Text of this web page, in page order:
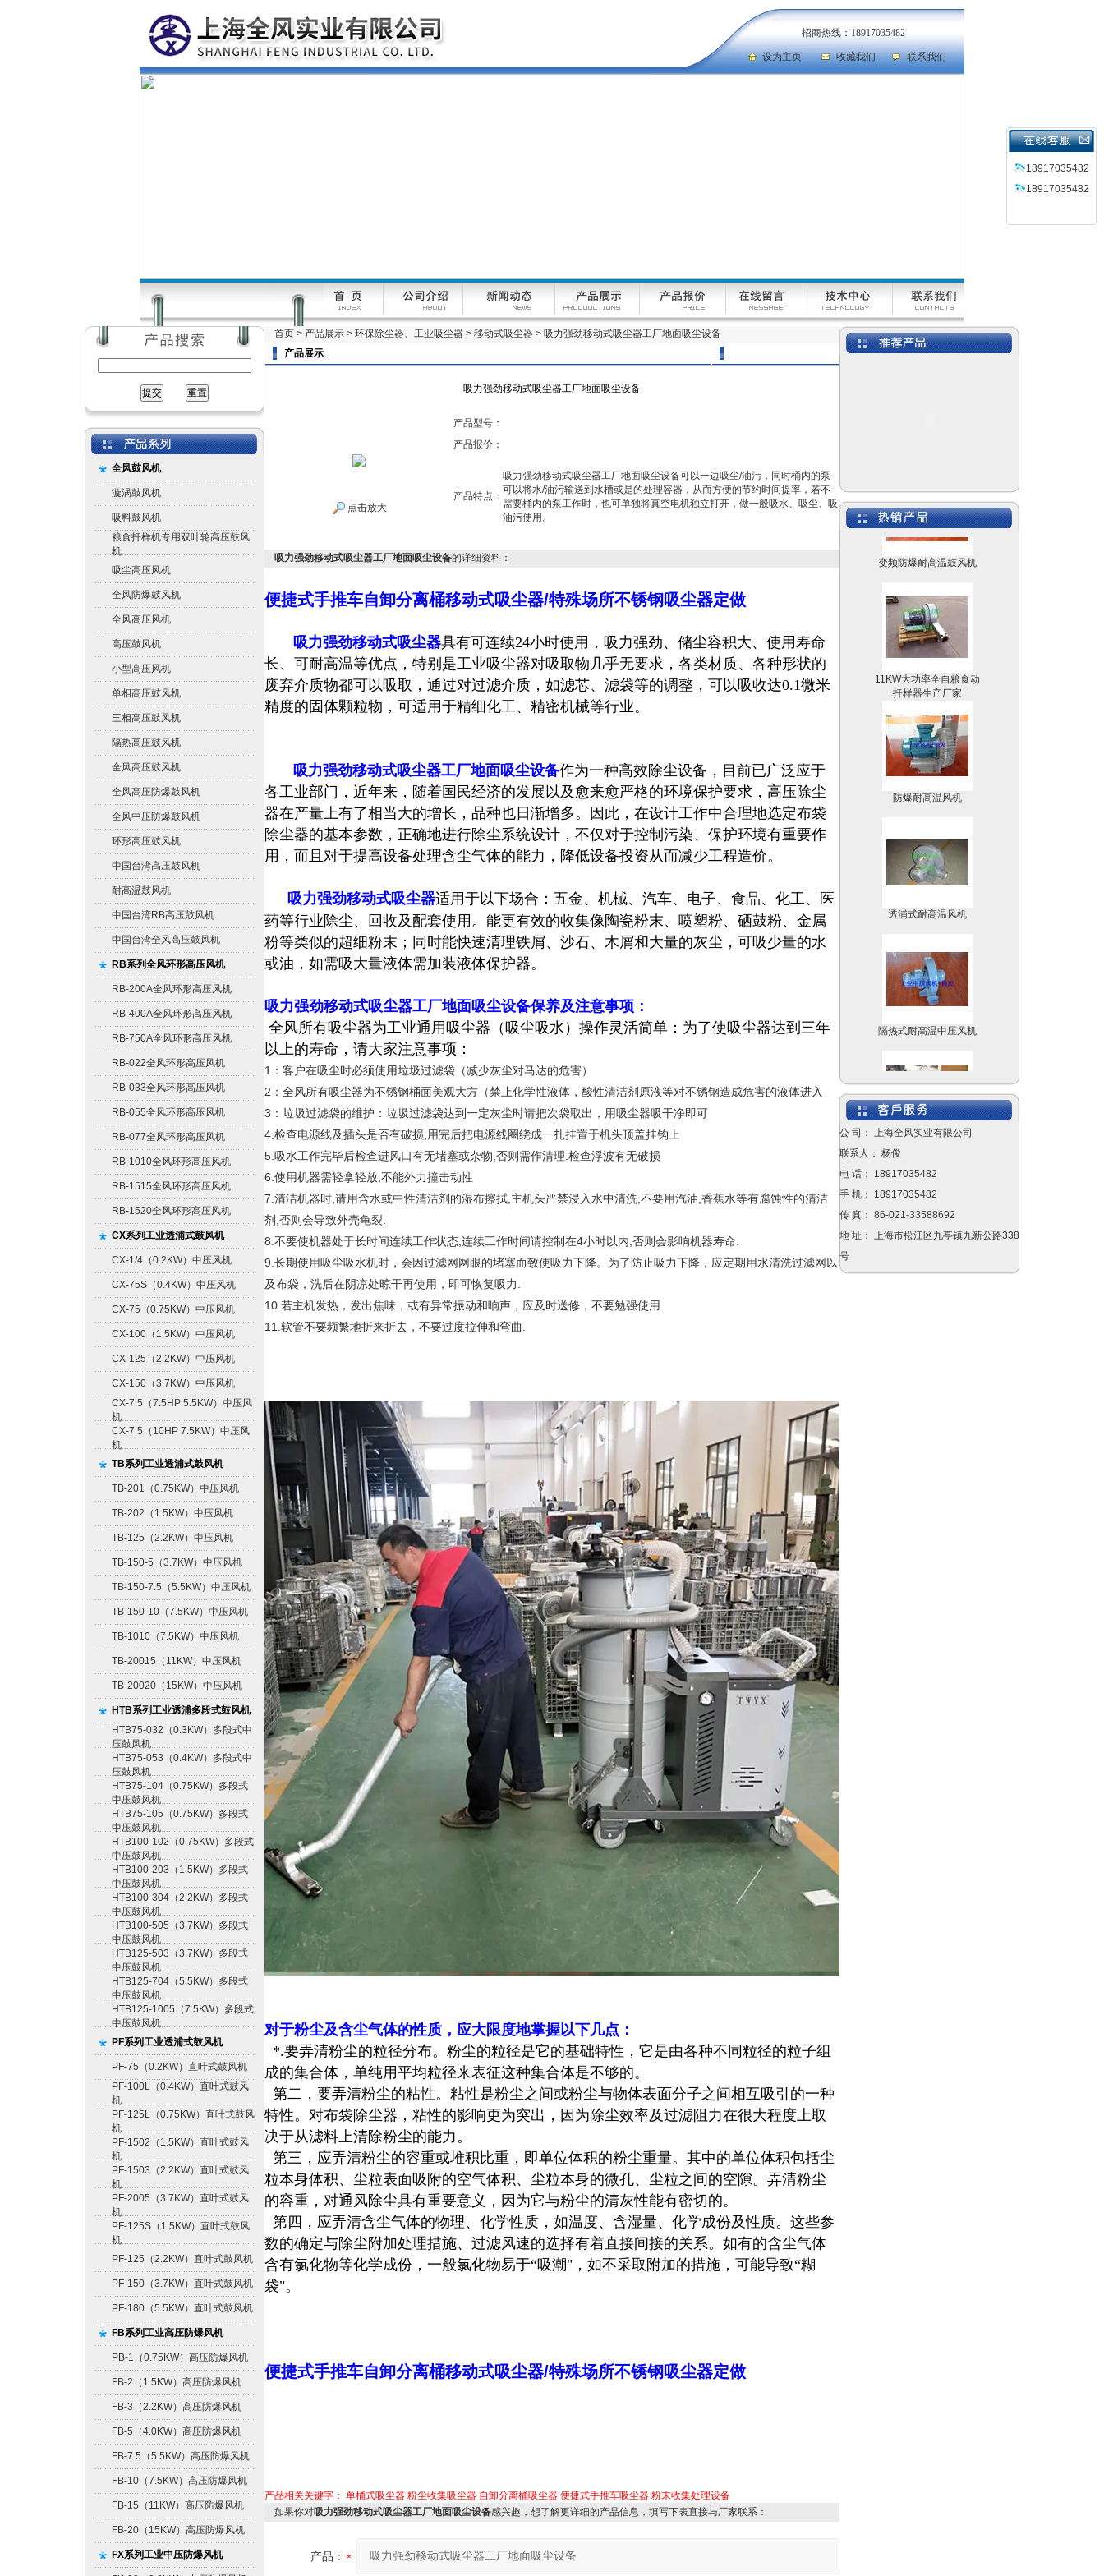
招商热线：18917035482
设为主页 收藏我们 联系我们
全风鼓风机
漩涡鼓风机
吸料鼓风机
粮食扦样机专用双叶轮高压鼓风
机
吸尘高压风机
全风防爆鼓风机
全风高压风机
高压鼓风机
小型高压风机
单相高压鼓风机
三相高压鼓风机
隔热高压鼓风机
全风高压鼓风机
全风高压防爆鼓风机
全风中压防爆鼓风机
环形高压鼓风机
中国台湾高压鼓风机
耐高温鼓风机
中国台湾RB高压鼓风机
中国台湾全风高压鼓风机
RB系列全风环形高压风机
RB-200A全风环形高压风机
RB-400A全风环形高压风机
RB-750A全风环形高压风机
RB-022全风环形高压风机
RB-033全风环形高压风机
RB-055全风环形高压风机
RB-077全风环形高压风机
RB-1010全风环形高压风机
RB-1515全风环形高压风机
RB-1520全风环形高压风机
CX系列工业透浦式鼓风机
CX-1/4（0.2KW）中压风机
CX-75S（0.4KW）中压风机
CX-75（0.75KW）中压风机
CX-100（1.5KW）中压风机
CX-125（2.2KW）中压风机
CX-150（3.7KW）中压风机
CX-7.5（7.5HP 5.5KW）中压风
机
CX-7.5（10HP 7.5KW）中压风
机
TB系列工业透浦式鼓风机
TB-201（0.75KW）中压风机
TB-202（1.5KW）中压风机
TB-125（2.2KW）中压风机
TB-150-5（3.7KW）中压风机
TB-150-7.5（5.5KW）中压风机
TB-150-10（7.5KW）中压风机
TB-1010（7.5KW）中压风机
TB-20015（11KW）中压风机
TB-20020（15KW）中压风机
HTB系列工业透浦多段式鼓风机
HTB75-032（0.3KW）多段式中
压鼓风机
HTB75-053（0.4KW）多段式中
压鼓风机
HTB75-104（0.75KW）多段式
中压鼓风机
HTB75-105（0.75KW）多段式
中压鼓风机
HTB100-102（0.75KW）多段式
中压鼓风机
HTB100-203（1.5KW）多段式
中压鼓风机
HTB100-304（2.2KW）多段式
中压鼓风机
HTB100-505（3.7KW）多段式
中压鼓风机
HTB125-503（3.7KW）多段式
中压鼓风机
HTB125-704（5.5KW）多段式
中压鼓风机
HTB125-1005（7.5KW）多段式
中压鼓风机
PF系列工业透浦式鼓风机
PF-75（0.2KW）直叶式鼓风机
PF-100L（0.4KW）直叶式鼓风
机
PF-125L（0.75KW）直叶式鼓风
机
PF-1502（1.5KW）直叶式鼓风
机
PF-1503（2.2KW）直叶式鼓风
机
PF-2005（3.7KW）直叶式鼓风
机
PF-125S（1.5KW）直叶式鼓风
机
PF-125（2.2KW）直叶式鼓风机
PF-150（3.7KW）直叶式鼓风机
PF-180（5.5KW）直叶式鼓风机
FB系列工业高压防爆风机
PB-1（0.75KW）高压防爆风机
FB-2（1.5KW）高压防爆风机
FB-3（2.2KW）高压防爆风机
FB-5（4.0KW）高压防爆风机
FB-7.5（5.5KW）高压防爆风机
FB-10（7.5KW）高压防爆风机
FB-15（11KW）高压防爆风机
FB-20（15KW）高压防爆风机
FX系列工业中压防爆风机
首页 > 产品展示 > 环保除尘器、工业吸尘器 > 移动式吸尘器 > 吸力强劲移动式吸尘器工厂地面吸尘设备
产品展示
吸力强劲移动式吸尘器工厂地面吸尘设备
点击放大
产品型号：
产品报价：
产品特点：
吸力强劲移动式吸尘器工厂地面吸尘设备可以一边吸尘/油污，同时桶内的泵
可以将水/油污输送到水槽或是的处理容器，从而方便的节约时间提率，若不
需要桶内的泵工作时，也可单独将真空电机独立打开，做一般吸水、吸尘、吸
油污使用。
吸力强劲移动式吸尘器工厂地面吸尘设备的详细资料：
便捷式手推车自卸分离桶移动式吸尘器/特殊场所不锈钢吸尘器定做
吸力强劲移动式吸尘器具有可连续24小时使用，吸力强劲、储尘容积大、使用寿命
长、可耐高温等优点，特别是工业吸尘器对吸取物几乎无要求，各类材质、各种形状的
废弃介质物都可以吸取，通过对过滤介质，如滤芯、滤袋等的调整，可以吸收达0.1微米
精度的固体颗粒物，可适用于精细化工、精密机械等行业。
吸力强劲移动式吸尘器工厂地面吸尘设备作为一种高效除尘设备，目前已广泛应于
各工业部门，近年来，随着国民经济的发展以及愈来愈严格的环境保护要求，高压除尘
器在产量上有了相当大的增长，品种也日渐增多。因此，在设计工作中合理地选定布袋
除尘器的基本参数，正确地进行除尘系统设计，不仅对于控制污染、保护环境有重要作
用，而且对于提高设备处理含尘气体的能力，降低设备投资从而减少工程造价。
吸力强劲移动式吸尘器适用于以下场合：五金、机械、汽车、电子、食品、化工、医
药等行业除尘、回收及配套使用。能更有效的收集像陶瓷粉末、喷塑粉、硒鼓粉、金属
粉等类似的超细粉末；同时能快速清理铁屑、沙石、木屑和大量的灰尘，可吸少量的水
或油，如需吸大量液体需加装液体保护器。
吸力强劲移动式吸尘器工厂地面吸尘设备保养及注意事项：
全风所有吸尘器为工业通用吸尘器（吸尘吸水）操作灵活简单：为了使吸尘器达到三年
以上的寿命，请大家注意事项：
1：客户在吸尘时必须使用垃圾过滤袋（减少灰尘对马达的危害）
2：全风所有吸尘器为不锈钢桶面美观大方（禁止化学性液体，酸性清洁剂原液等对不锈钢造成危害的液体进入
3：垃圾过滤袋的维护：垃圾过滤袋达到一定灰尘时请把次袋取出，用吸尘器吸干净即可
4.检查电源线及插头是否有破损,用完后把电源线圈绕成一扎挂置于机头顶盖挂钩上
5.吸水工作完毕后检查进风口有无堵塞或杂物,否则需作清理.检查浮波有无破损
6.使用机器需轻拿轻放,不能外力撞击动性
7.清洁机器时,请用含水或中性清洁剂的湿布擦拭,主机头严禁浸入水中清洗,不要用汽油,香蕉水等有腐蚀性的清洁
剂,否则会导致外壳龟裂.
8.不要使机器处于长时间连续工作状态,连续工作时间请控制在4小时以内,否则会影响机器寿命.
9.长期使用吸尘吸水机时，会因过滤网网眼的堵塞而致使吸力下降。为了防止吸力下降，应定期用水清洗过滤网以
及布袋，洗后在阴凉处晾干再使用，即可恢复吸力.
10.若主机发热，发出焦味，或有异常振动和响声，应及时送修，不要勉强使用.
11.软管不要频繁地折来折去，不要过度拉伸和弯曲.
对于粉尘及含尘气体的性质，应大限度地掌握以下几点：
*.要弄清粉尘的粒径分布。粉尘的粒径是它的基础特性，它是由各种不同粒径的粒子组
成的集合体，单纯用平均粒径来表征这种集合体是不够的。
第二，要弄清粉尘的粘性。粘性是粉尘之间或粉尘与物体表面分子之间相互吸引的一种
特性。对布袋除尘器，粘性的影响更为突出，因为除尘效率及过滤阻力在很大程度上取
决于从滤料上清除粉尘的能力。
第三，应弄清粉尘的容重或堆积比重，即单位体积的粉尘重量。其中的单位体积包括尘
粒本身体积、尘粒表面吸附的空气体积、尘粒本身的微孔、尘粒之间的空隙。弄清粉尘
的容重， 对通风除尘具有重要意义，因为它与粉尘的清灰性能有密切的。
第四，应弄清含尘气体的物理、化学性质，如温度、含湿量、化学成份及性质。这些参
数的确定与除尘附加处理措施、过滤风速的选择有着直接间接的关系。如有的含尘气体
含有氯化物等化学成份，一般氯化物易于“吸潮"，如不采取附加的措施，可能导致“糊
袋"。
便捷式手推车自卸分离桶移动式吸尘器/特殊场所不锈钢吸尘器定做
产品相关关键字： 单桶式吸尘器 粉尘收集吸尘器 自卸分离桶吸尘器 便捷式手推车吸尘器 粉末收集处理设备
如果你对吸力强劲移动式吸尘器工厂地面吸尘设备感兴趣，想了解更详细的产品信息，填写下表直接与厂家联系：
产品：
变频防爆耐高温鼓风机
11KW大功率全自粮食动
扦样器生产厂家
防爆耐高温风机
透浦式耐高温风机
隔热式耐高温中压风机
扦样机鼓风机
粮食扦样器高压风机
公 司： 上海全风实业有限公司
联系人： 杨俊
电 话： 18917035482
手 机： 18917035482
传 真： 86-021-33588692
地 址： 上海市松江区九亭镇九新公路338
号
18917035482
18917035482